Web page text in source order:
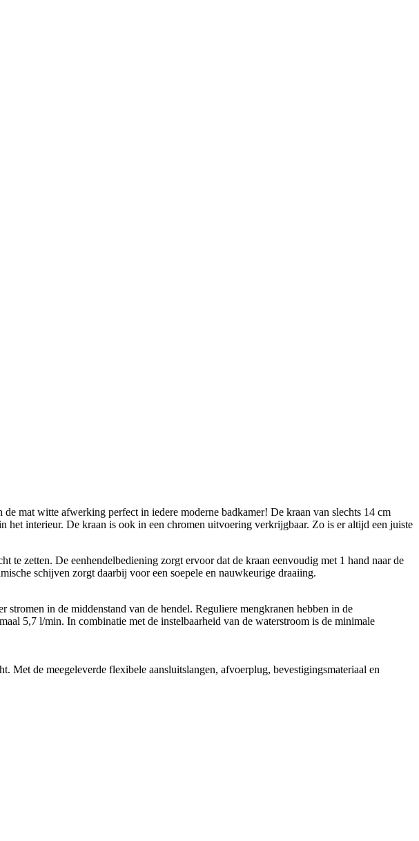
mat witte afwerking perfect in iedere moderne badkamer! De kraan van slechts 14 cm
interieur. De kraan is ook in een chromen uitvoering verkrijgbaar. Zo is er altijd een juiste
zetten. De eenhendelbediening zorgt ervoor dat de kraan eenvoudig met 1 hand naar de
schijven zorgt daarbij voor een soepele en nauwkeurige draaiing.
in de middenstand van de hendel. Reguliere mengkranen hebben in de
5,7 l/min. In combinatie met de instelbaarheid van de waterstroom is de minimale
Met de meegeleverde flexibele aansluitslangen, afvoerplug, bevestigingsmateriaal en